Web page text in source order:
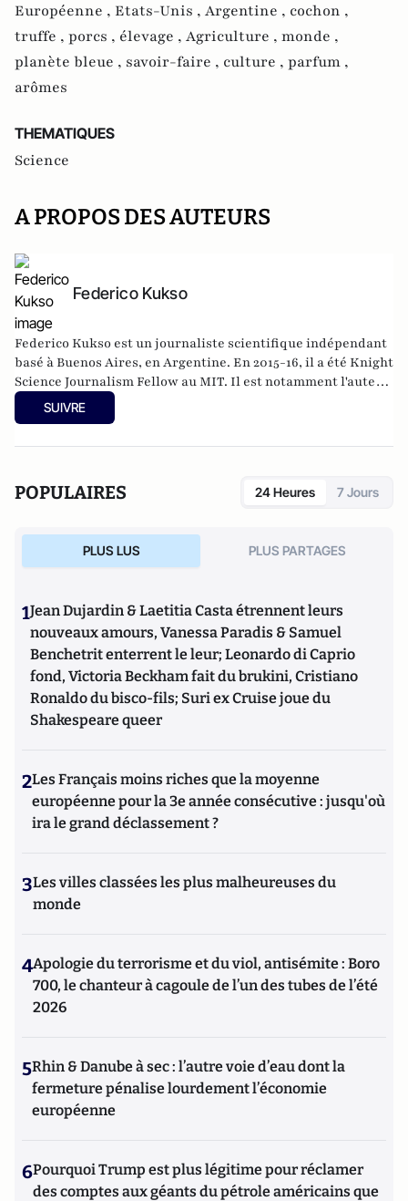
Européenne , Etats-Unis , Argentine , cochon ,
truffe , porcs , élevage , Agriculture , monde ,
planète bleue , savoir-faire , culture , parfum ,
arômes
THEMATIQUES
Science
A PROPOS DES AUTEURS
Federico Kukso
Federico Kukso est un journaliste scientifique indépendant
basé à Buenos Aires, en Argentine. En 2015-16, il a été Knight
Science Journalism Fellow au MIT. Il est notamment l'auteur
de Odorama : Historia Cultural del Olor et Dinosaurios del
Fin del Mundo.
SUIVRE
POPULAIRES 24 Heures 7 Jours
PLUS LUS PLUS PARTAGES
1Jean Dujardin & Laetitia Casta étrennent leurs
nouveaux amours, Vanessa Paradis & Samuel
Benchetrit enterrent le leur; Leonardo di Caprio
fond, Victoria Beckham fait du brukini, Cristiano
Ronaldo du bisco-fils; Suri ex Cruise joue du
Shakespeare queer
2Les Français moins riches que la moyenne
européenne pour la 3e année consécutive : jusqu'où
ira le grand déclassement ?
3Les villes classées les plus malheureuses du
monde
4Apologie du terrorisme et du viol, antisémite : Boro
700, le chanteur à cagoule de l’un des tubes de l’été
2026
5Rhin & Danube à sec : l’autre voie d’eau dont la
fermeture pénalise lourdement l’économie
européenne
6Pourquoi Trump est plus légitime pour réclamer
des comptes aux géants du pétrole américains que